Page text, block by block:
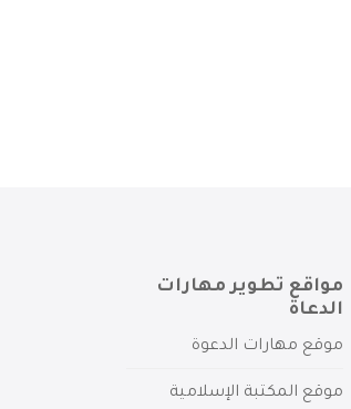
مواقع تطوير مهارات
الدعاة
موقع مهارات الدعوة
موقع المكتبة الإسلامية